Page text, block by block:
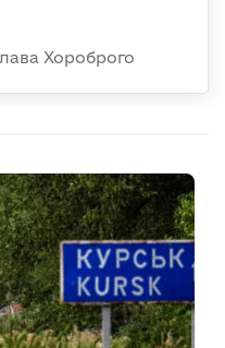
Хороброго